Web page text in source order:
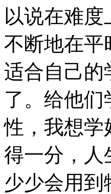
以说在难
不断地在平
适合自己的
了。给他
性，我想学
得一分，人
少少会用到